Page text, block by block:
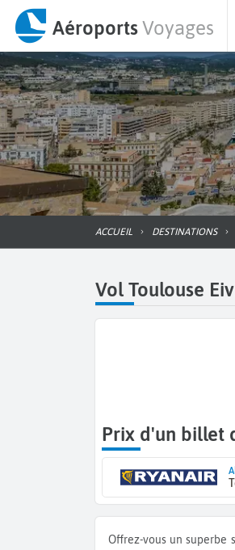
AéroportsVoyages
ACCUEIL DESTINATIONS
Vol Toulouse
Prix d'un billet
Offrez-vous un